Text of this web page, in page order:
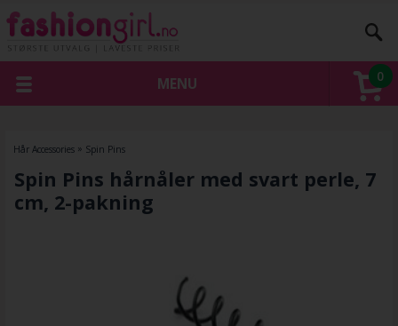
0
MENU
Hår Accessories » Spin Pins
Spin Pins hårnåler med svart perle, 7
cm, 2-pakning